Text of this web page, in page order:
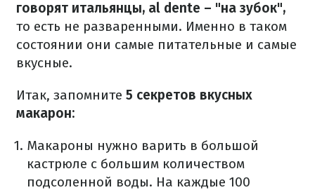
говорят итальянцы, al dente – "на зубок",
то есть не разваренными. Именно в таком
состоянии они самые питательные и самые
вкусные.
Итак, запомните 5 секретов вкусных
макарон:
Макароны нужно варить в большой
кастрюле с большим количеством
подсоленной воды. На каждые 100